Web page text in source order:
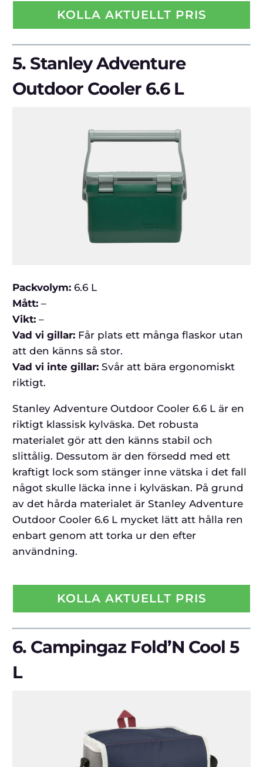
KOLLA AKTUELLT PRIS
5. Stanley Adventure
Outdoor Cooler 6.6 L
Packvolym:6.6 L
Mått:–
Vikt:–
Vad vi gillar: Får plats ett många flaskor utan
att den känns så stor.
Vad vi inte gillar: Svår att bära ergonomiskt
riktigt.
Stanley Adventure Outdoor Cooler 6.6 L är en
riktigt klassisk kylväska. Det robusta
materialet gör att den känns stabil och
slittålig. Dessutom är den försedd med ett
kraftigt lock som stänger inne vätska i det fall
något skulle läcka inne i kylväskan. På grund
av det hårda materialet är Stanley Adventure
Outdoor Cooler 6.6 L mycket lätt att hålla ren
enbart genom att torka ur den efter
användning.
KOLLA AKTUELLT PRIS
6. Campingaz Fold’N Cool 5
L